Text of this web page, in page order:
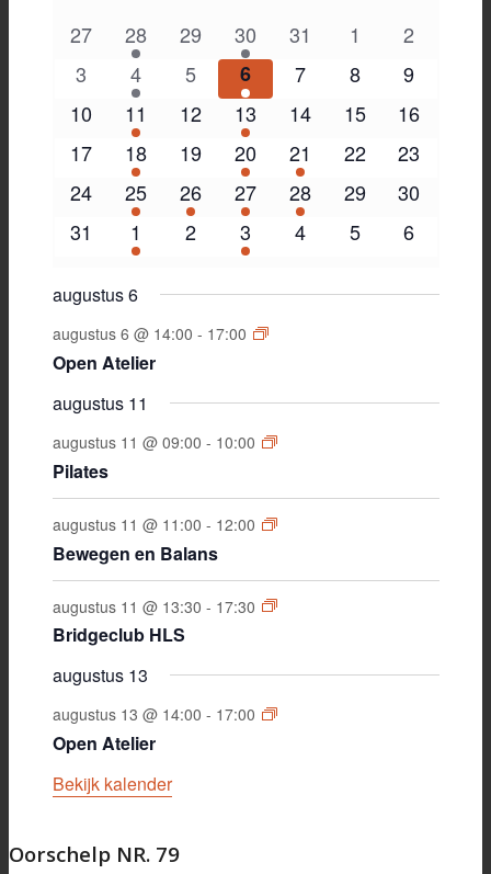
van
Evenementen
0
evenementen
27
3
evenementen
28
0
evenementen
29
1
evenement
30
0
evenementen
31
0
evenementen
1
0
2
0
evenementen
3
3
evenementen
4
0
evenementen
5
1
evenement
6
0
evenementen
7
0
evenementen
8
0
9
0
evenementen
10
3
evenementen
11
0
evenementen
12
1
evenement
13
0
evenementen
14
0
evenementen
15
0
16
0
evenementen
17
3
evenementen
18
0
evenementen
19
1
evenement
20
1
evenement
21
0
evenementen
22
0
23
0
evenementen
24
3
evenementen
25
1
evenement
26
1
evenement
27
1
evenement
28
0
evenementen
29
0
30
0
evenementen
31
3
evenementen
1
0
evenementen
2
1
evenement
3
0
4
0
5
0
6
augustus 6
augustus 6 @ 14:00 - 17:00
Open Atelier
augustus 11
augustus 11 @ 09:00 - 10:00
Pilates
augustus 11 @ 11:00 - 12:00
Bewegen en Balans
augustus 11 @ 13:30 - 17:30
Bridgeclub HLS
augustus 13
augustus 13 @ 14:00 - 17:00
Open Atelier
Bekijk kalender
Oorschelp NR. 79